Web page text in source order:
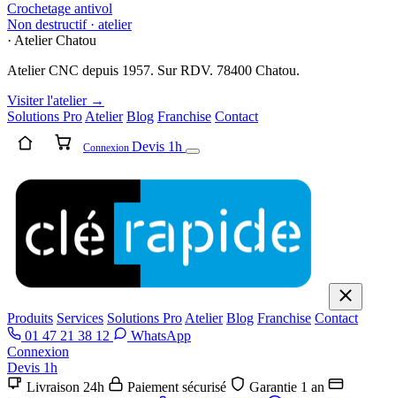
Crochetage antivol
Non destructif · atelier
· Atelier Chatou
Atelier CNC depuis 1957. Sur RDV. 78400 Chatou.
Visiter l'atelier →
Solutions Pro Atelier Blog Franchise Contact
Connexion Devis 1h
Produits Services Solutions Pro Atelier Blog Franchise Contact
01 47 21 38 12
WhatsApp
Connexion
Devis 1h
Livraison 24h
Paiement sécurisé
Garantie 1 an